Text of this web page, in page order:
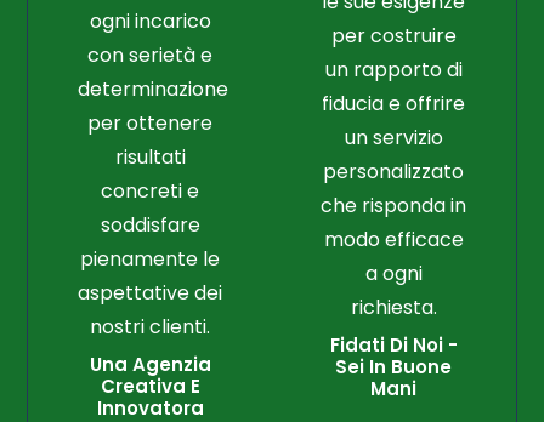
ogni incarico
con serietà e
determinazione
per ottenere
risultati
concreti e
soddisfare
pienamente le
aspettative dei
nostri clienti.
Una Agenzia
Creativa E
Innovatora
per costruire
un rapporto di
fiducia e offrire
un servizio
personalizzato
che risponda in
modo efficace
a ogni
richiesta.
Fidati Di Noi -
Sei In Buone
Mani